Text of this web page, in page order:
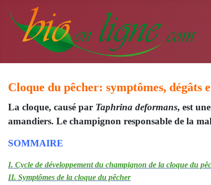
Cloque du pêcher: symptômes, dégâts
La cloque, causé par Taphrina deformans, est
amandiers. Le champignon responsable de la
SOMMAIRE
I. Cycle de développement du champignon de la cloque du
II. Symptômes de la cloque du pêcher